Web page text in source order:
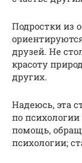
Подростки из
друзей. Не
красоту
других.
Надеюсь, эта
по
помощь,
психологии;